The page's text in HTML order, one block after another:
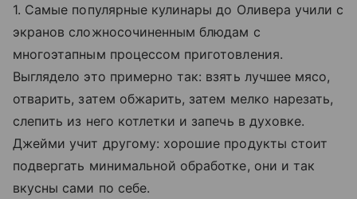
1. Самые популярные кулинары до Оливера учили с
экранов сложносочиненным блюдам с
многоэтапным процессом приготовления.
Выглядело это примерно так: взять лучшее мясо,
отварить, затем обжарить, затем мелко нарезать,
слепить из него котлетки и запечь в духовке.
Джейми учит другому: хорошие продукты стоит
подвергать минимальной обработке, они и так
вкусны сами по себе.